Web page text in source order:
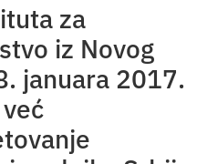
za
iz Novog
januara 2017.